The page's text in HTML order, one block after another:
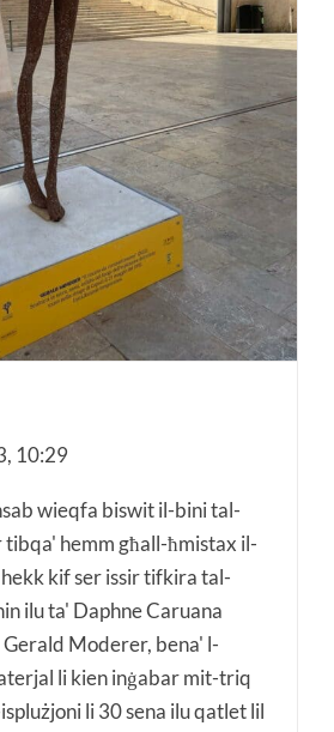
10:29
wieqfa biswit il-bini tal-
tibqa' hemm għall-ħmistax il-
kif ser issir tifkira tal-
ilu ta' Daphne Caruana
Moderer, bena' l-
li kien inġabar mit-triq
li 30 sena ilu qatlet lil